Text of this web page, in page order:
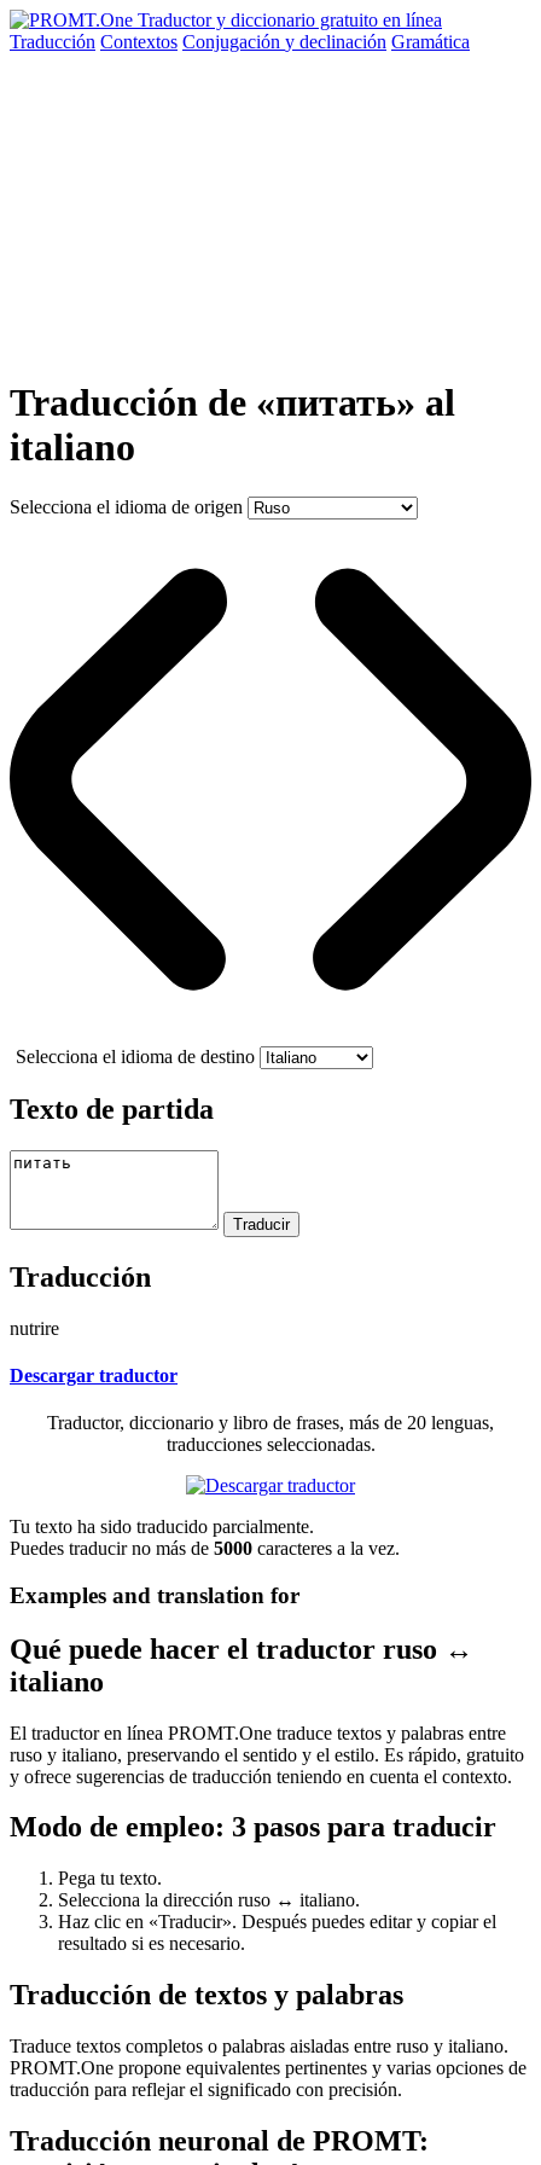
Traducción Contextos Conjugación y declinación Gramática
Traducción de «питать» al
italiano
Selecciona el idioma de origen
Selecciona el idioma de destino
Texto de partida
Traducción
nutrire
Descargar traductor
Traductor, diccionario y libro de frases, más de 20 lenguas,
traducciones seleccionadas.
Tu texto ha sido traducido parcialmente.
Puedes traducir no más de 5000 caracteres a la vez.
Examples and translation for
Qué puede hacer el traductor ruso ↔
italiano
El traductor en línea PROMT.One traduce textos y palabras entre
ruso y italiano, preservando el sentido y el estilo. Es rápido, gratuito
y ofrece sugerencias de traducción teniendo en cuenta el contexto.
Modo de empleo: 3 pasos para traducir
Pega tu texto.
Selecciona la dirección ruso ↔ italiano.
Haz clic en «Traducir». Después puedes editar y copiar el
resultado si es necesario.
Traducción de textos y palabras
Traduce textos completos o palabras aisladas entre ruso y italiano.
PROMT.One propone equivalentes pertinentes y varias opciones de
traducción para reflejar el significado con precisión.
Traducción neuronal de PROMT: